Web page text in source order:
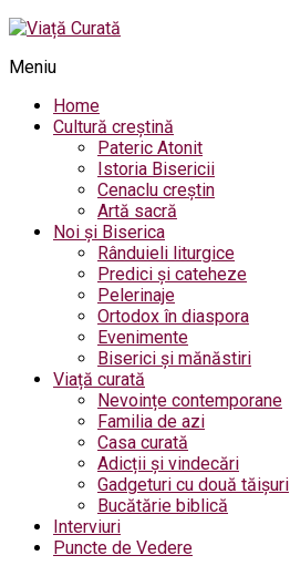
Meniu
Home
Cultură creștină
Pateric Atonit
Istoria Bisericii
Cenaclu creștin
Artă sacră
Noi și Biserica
Rânduieli liturgice
Predici și cateheze
Pelerinaje
Ortodox în diaspora
Evenimente
Biserici și mănăstiri
Viață curată
Nevoințe contemporane
Familia de azi
Casa curată
Adicții și vindecări
Gadgeturi cu două tăișuri
Bucătărie biblică
Interviuri
Puncte de Vedere